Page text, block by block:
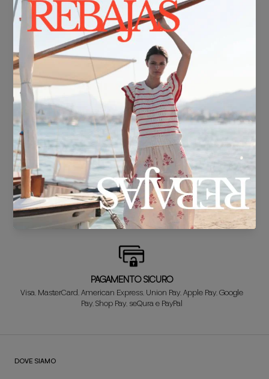
SPEDIZIONE GRATUITA*
Per acquisti superiori a 30 €.
CONSEGNA IN 24/48 ore
Sappiamo che non vedi l'ora di sfoggiare il tuo nuovo look, quindi te lo
abbiamo preparato in un batter d'occhio.
SOSTITUZIONE GRATUITA*
Non è quello che cercavi? Non preoccuparti! Il primo cambio è
GRATIS. E ti rimborsiamo il denaro sui tuoi resi!
PAGAMENTO SICURO
Visa, MasterCard, American Express, Union Pay, Apple Pay, Google
Pay, Shop Pay, seQura e PayPal
DOVE SIAMO